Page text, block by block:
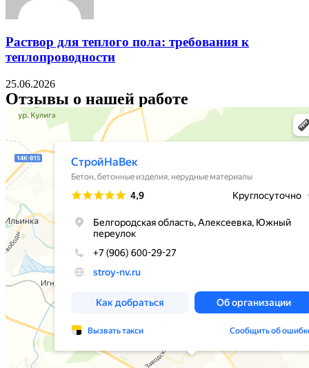
Раствор для теплого пола: требования к
теплопроводности
25.06.2026
Отзывы о нашей работе